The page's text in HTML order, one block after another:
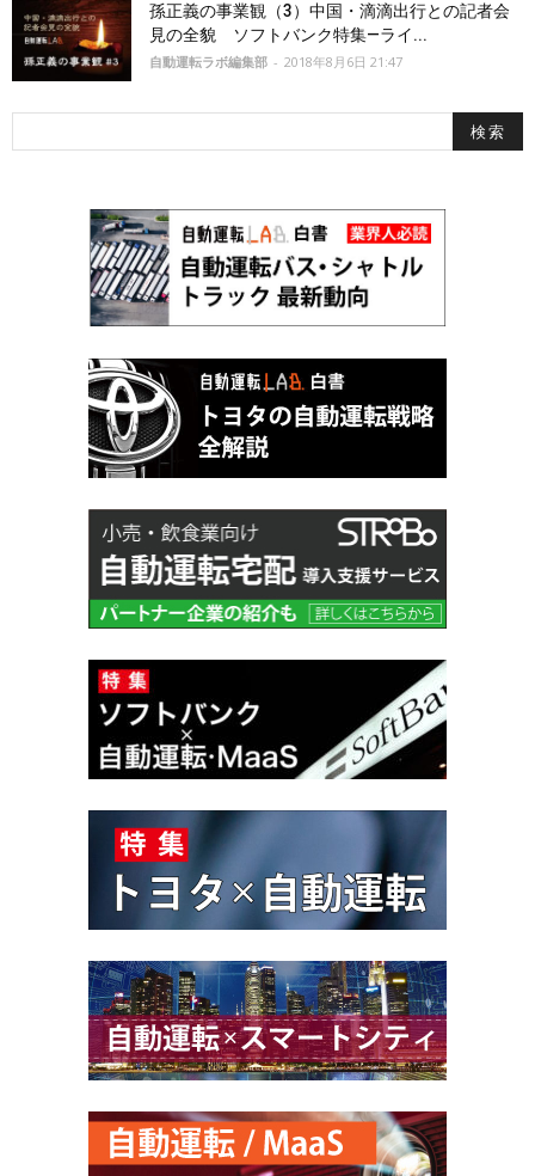
孫正義の事業観（3）中国・滴滴出行との記者会
見の全貌 ソフトバンク特集—ライ...
自動運転ラボ編集部 - 2018年8月6日 21:47